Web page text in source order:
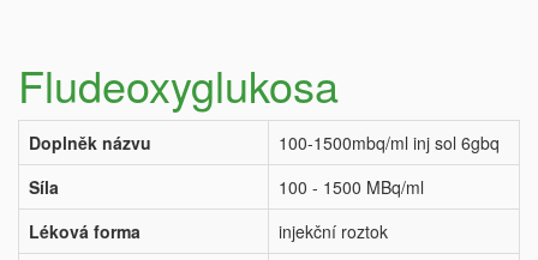
Fludeoxyglukosa
Doplněk názvu
100-1500mbq/ml inj sol 6gbq
Síla
100 - 1500 MBq/ml
Léková forma
injekční roztok